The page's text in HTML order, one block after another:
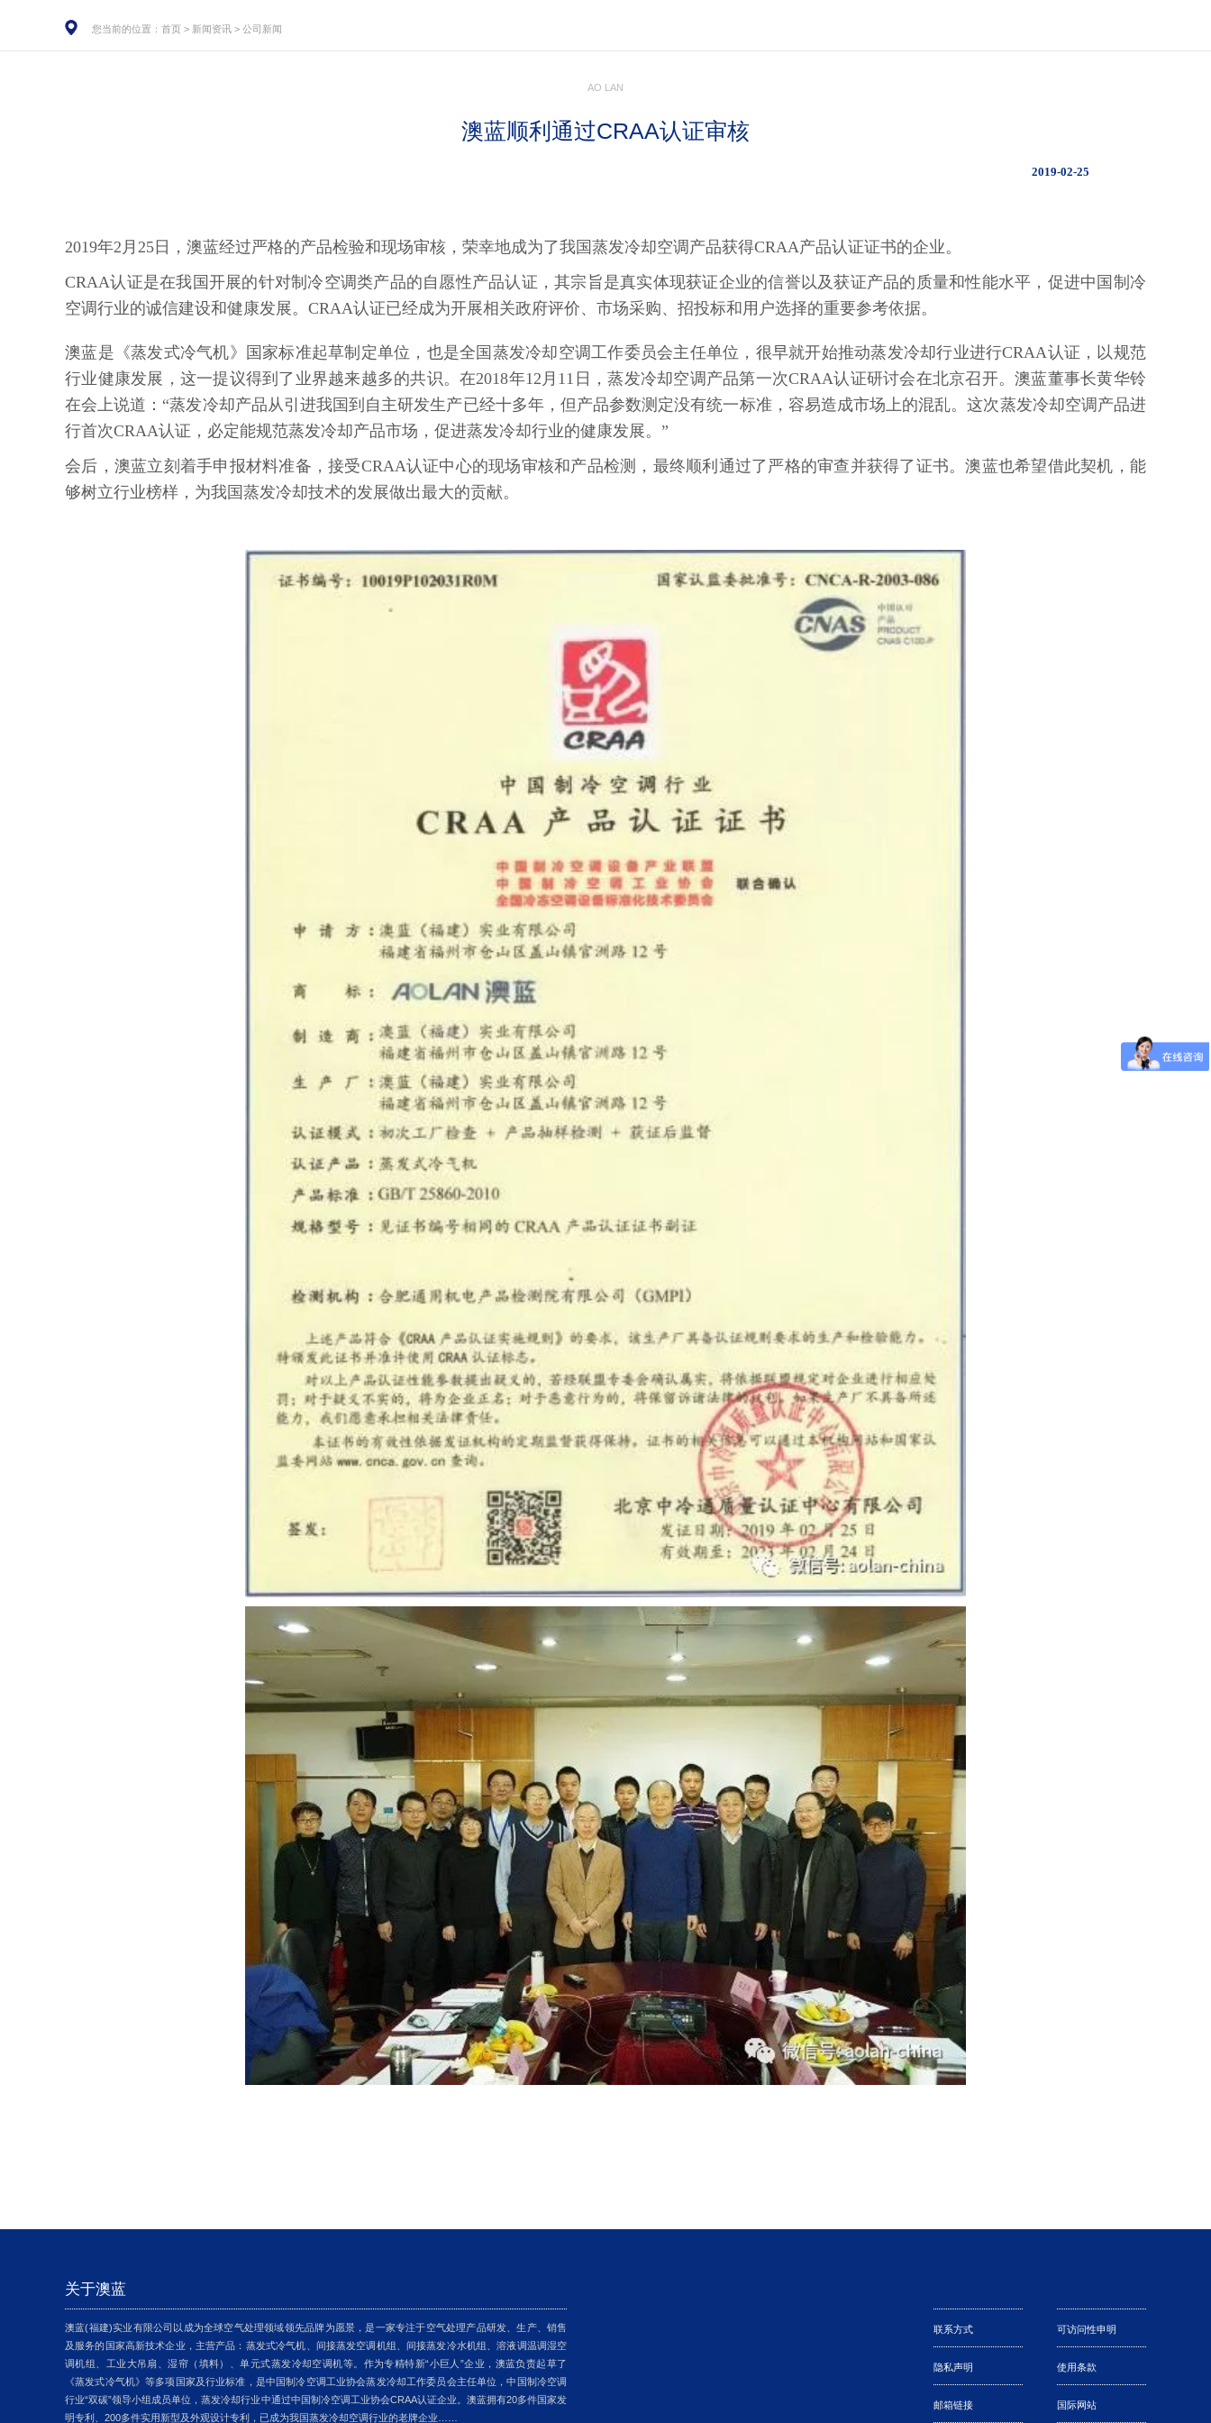
您当前的位置： 首页 > 新闻资讯 > 公司新闻
AO LAN
澳蓝顺利通过CRAA认证审核
2019-02-25
2019年2月25日，澳蓝经过严格的产品检验和现场审核，荣幸地成为了我国蒸发冷却空调产品获得CRAA产品认证证书的企业。
CRAA认证是在我国开展的针对制冷空调类产品的自愿性产品认证，其宗旨是真实体现获证企业的信誉以及获证产品的质量和性能水平，促进中国制冷
空调行业的诚信建设和健康发展。CRAA认证已经成为开展相关政府评价、市场采购、招投标和用户选择的重要参考依据。
澳蓝是《蒸发式冷气机》国家标准起草制定单位，也是全国蒸发冷却空调工作委员会主任单位，很早就开始推动蒸发冷却行业进行CRAA认证，以规范
行业健康发展，这一提议得到了业界越来越多的共识。在2018年12月11日，蒸发冷却空调产品第一次CRAA认证研讨会在北京召开。澳蓝董事长黄华铃
在会上说道：“蒸发冷却产品从引进我国到自主研发生产已经十多年，但产品参数测定没有统一标准，容易造成市场上的混乱。这次蒸发冷却空调产品进
行首次CRAA认证，必定能规范蒸发冷却产品市场，促进蒸发冷却行业的健康发展。”
会后，澳蓝立刻着手申报材料准备，接受CRAA认证中心的现场审核和产品检测，最终顺利通过了严格的审查并获得了证书。澳蓝也希望借此契机，能
够树立行业榜样，为我国蒸发冷却技术的发展做出最大的贡献。
关于澳蓝
澳蓝(福建)实业有限公司以成为全球空气处理领域领先品牌为愿景，是一家专注于空气处理产品研发、生产、销售
及服务的国家高新技术企业，主营产品：蒸发式冷气机、间接蒸发空调机组、间接蒸发冷水机组、溶液调温调湿空
调机组、工业大吊扇、湿帘（填料）、单元式蒸发冷却空调机等。作为专精特新“小巨人”企业，澳蓝负责起草了
《蒸发式冷气机》等多项国家及行业标准，是中国制冷空调工业协会蒸发冷却工作委员会主任单位，中国制冷空调
行业“双碳”领导小组成员单位，蒸发冷却行业中通过中国制冷空调工业协会CRAA认证企业。澳蓝拥有20多件国家发
明专利、200多件实用新型及外观设计专利，已成为我国蒸发冷却空调行业的老牌企业……
联系方式
隐私声明
邮箱链接
可访问性申明
使用条款
国际网站